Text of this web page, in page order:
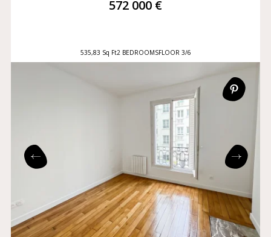
572 000 €
535,83 Sq Ft2 BEDROOMSFLOOR 3/6